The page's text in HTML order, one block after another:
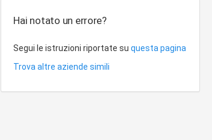
Hai notato un errore?
Segui le istruzioni riportate suquesta pagina
Trova altre aziende simili